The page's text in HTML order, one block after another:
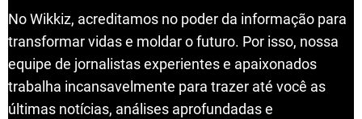
No Wikkiz, acreditamos no poder da informação para
transformar vidas e moldar o futuro. Por isso, nossa
equipe de jornalistas experientes e apaixonados
trabalha incansavelmente para trazer até você as
últimas notícias, análises aprofundadas e